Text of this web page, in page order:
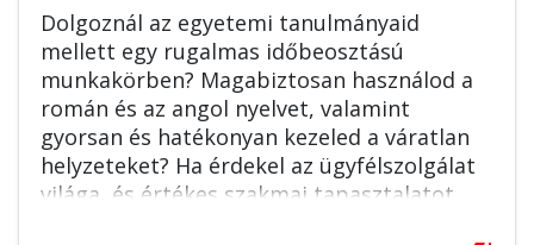
Dolgoznál az egyetemi tanulmányaid
mellett egy rugalmas időbeosztású
munkakörben? Magabiztosan használod a
román és az angol nyelvet, valamint
gyorsan és hatékonyan kezeled a váratlan
helyzeteket? Ha érdekel az ügyfélszolgálat
világa, és értékes szakmai tapasztalatot